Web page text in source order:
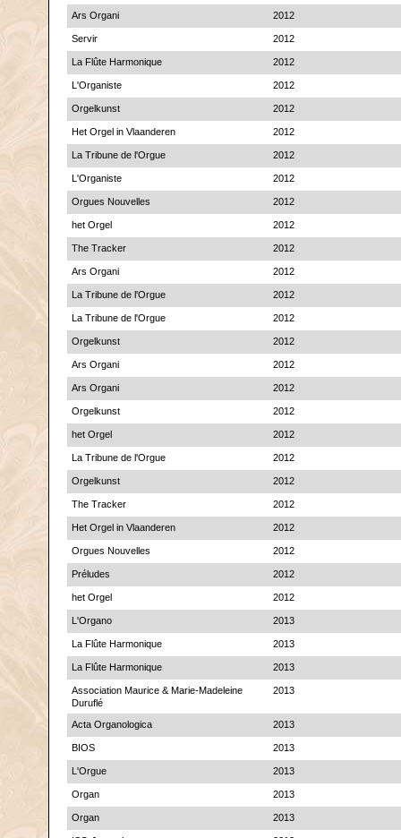
Ars Organi 2012
Servir 2012
La Flûte Harmonique 2012
L'Organiste 2012
Orgelkunst 2012
Het Orgel in Vlaanderen 2012
La Tribune de l'Orgue 2012
L'Organiste 2012
Orgues Nouvelles 2012
het Orgel 2012
The Tracker 2012
Ars Organi 2012
La Tribune de l'Orgue 2012
La Tribune de l'Orgue 2012
Orgelkunst 2012
Ars Organi 2012
Ars Organi 2012
Orgelkunst 2012
het Orgel 2012
La Tribune de l'Orgue 2012
Orgelkunst 2012
The Tracker 2012
Het Orgel in Vlaanderen 2012
Orgues Nouvelles 2012
Préludes 2012
het Orgel 2012
L'Organo 2013
La Flûte Harmonique 2013
La Flûte Harmonique 2013
Association Maurice & Marie-Madeleine
Duruflé
2013
Acta Organologica 2013
BIOS 2013
L'Orgue 2013
Organ 2013
Organ 2013